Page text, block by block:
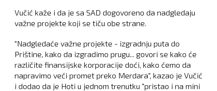
Vučić kaže i da je sa SAD dogovoreno da nadgledaju
važne projekte koji se tiču obe strane.
"Nadgledaće važne projekte - izgradnju puta do
Prištine, kako da izgradimo prugu... govori se kako će
različite finansijske korporacije doći, kako ćemo da
napravimo veći promet preko Merdara", kazao je Vučić
i dodao da je Hoti u jednom trenutku "pristao i na mini